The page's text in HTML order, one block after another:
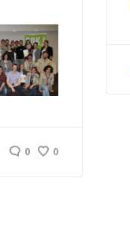
0 0